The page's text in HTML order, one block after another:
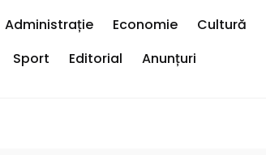
Administrație Economie Cultură
Sport Editorial Anunțuri